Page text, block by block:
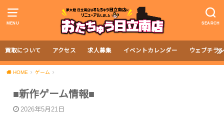
MENU SEARCH
買取について アクセス 求人募集 イベントカレンダー ウェブチラ
HOME ゲーム
■新作ゲーム情報■
2026年5月21日